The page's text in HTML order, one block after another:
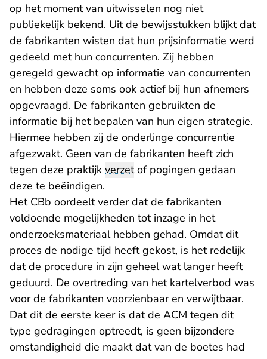
op het moment van uitwisselen nog niet
publiekelijk bekend. Uit de bewijsstukken blijkt dat
de fabrikanten wisten dat hun prijsinformatie werd
gedeeld met hun concurrenten. Zij hebben
geregeld gewacht op informatie van concurrenten
en hebben deze soms ook actief bij hun afnemers
opgevraagd. De fabrikanten gebruikten de
informatie bij het bepalen van hun eigen strategie.
Hiermee hebben zij de onderlinge concurrentie
afgezwakt. Geen van de fabrikanten heeft zich
tegen deze praktijk verzetof pogingen gedaan
deze te beëindigen.
Het CBb oordeelt verder dat de fabrikanten
voldoende mogelijkheden tot inzage in het
onderzoeksmateriaal hebben gehad. Omdat dit
proces de nodige tijd heeft gekost, is het redelijk
dat de procedure in zijn geheel wat langer heeft
geduurd. De overtreding van het kartelverbod was
voor de fabrikanten voorzienbaar en verwijtbaar.
Dat dit de eerste keer is dat de ACM tegen dit
type gedragingen optreedt, is geen bijzondere
omstandigheid die maakt dat van de boetes had